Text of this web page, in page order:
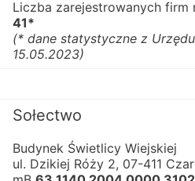
41*
(* dane statystyczne z
15.05.2023)
Sołectwo
Budynek Świetlicy Wiejskiej
ul. Dzikiej Róży 2, 07-411